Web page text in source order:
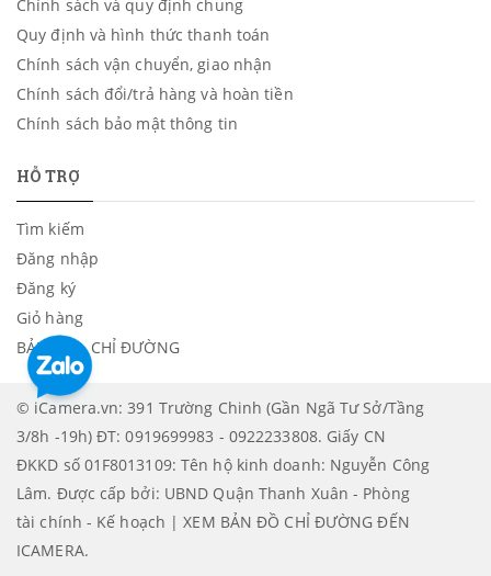
Chính sách và quy định chung
Quy định và hình thức thanh toán
Chính sách vận chuyển, giao nhận
Chính sách đổi/trả hàng và hoàn tiền
Chính sách bảo mật thông tin
HỖ TRỢ
Tìm kiếm
Đăng nhập
Đăng ký
Giỏ hàng
BẢN ĐỒ - CHỈ ĐƯỜNG
© iCamera.vn: 391 Trường Chinh (Gần Ngã Tư Sở/Tầng
3/8h -19h) ĐT: 0919699983 - 0922233808. Giấy CN
ĐKKD số 01F8013109: Tên hộ kinh doanh: Nguyễn Công
Lâm. Được cấp bởi: UBND Quận Thanh Xuân - Phòng
tài chính - Kế hoạch | XEM BẢN ĐỒ CHỈ ĐƯỜNG ĐẾN
ICAMERA.